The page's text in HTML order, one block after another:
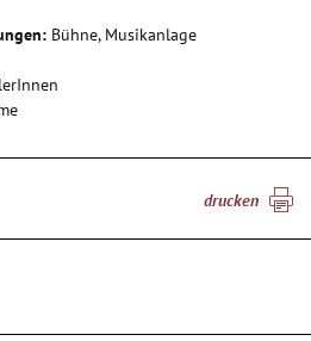
Bühne, Musikanlage
drucken